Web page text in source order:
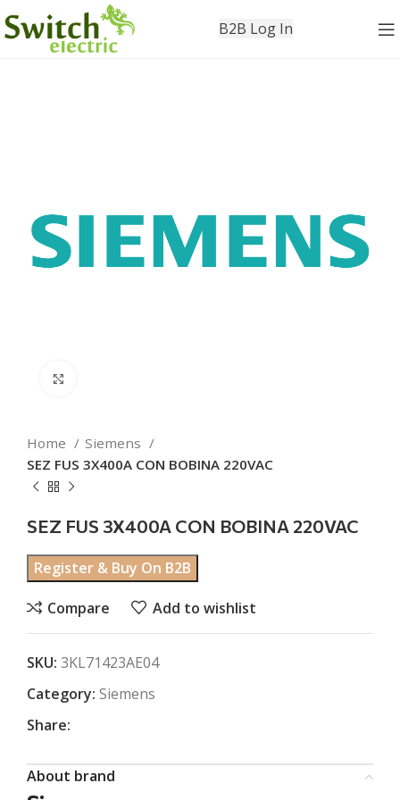
B2B Log In
Home
Siemens
SEZ FUS 3X400A CON BOBINA 220VAC
SEZ FUS 3X400A CON BOBINA 220VAC
Register & Buy On B2B
Compare Add to wishlist
SKU: 3KL71423AE04
Category: Siemens
Share:
About brand